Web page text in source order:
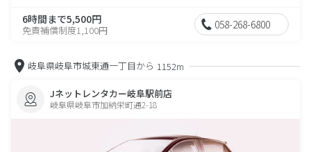
6時間まで5,500円
免責補償制度1,100円 058-268-6800
岐阜県岐阜市城東通一丁目から 1152m
Jネットレンタカー岐阜駅前店
岐阜県岐阜市加納栄町通2-18